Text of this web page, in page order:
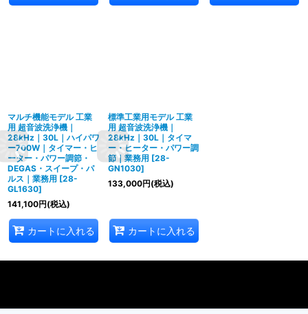
マルチ機能モデル 工業
用 超音波洗浄機｜
28kHz｜30L｜ハイパワ
ー700W｜タイマー・ヒ
ーター・パワー調節・
DEGAS・スイープ・パ
ルス｜業務用 [28-
GL1630]
141,100円(税込)
カートに入れる
標準工業用モデル 工業
用 超音波洗浄機｜
28kHz｜30L｜タイマ
ー・ヒーター・パワー調
節｜業務用 [28-
GN1030]
133,000円(税込)
カートに入れる